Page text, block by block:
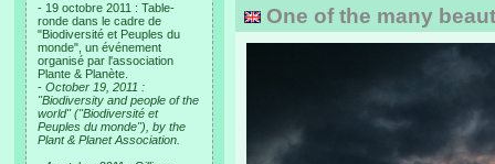
- 19 octobre 2011 : Table-
ronde dans le cadre de
"Biodiversité et Peuples du
monde", un événement
organisé par l'association
Plante & Planète.
- October 19, 2011 :
"Biodiversity and people of the
world" ("Biodiversité et
Peuples du monde"), by the
Plant & Planet Association.
One of the many